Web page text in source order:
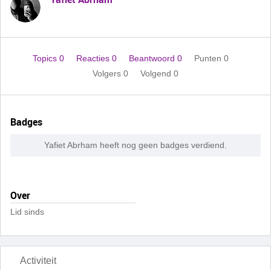
Topics 0 Reacties 0 Beantwoord 0
Punten 0
Volgers 0 Volgend 0
Badges
Yafiet Abrham heeft nog geen badges verdiend.
Over
Lid sinds
Activiteit